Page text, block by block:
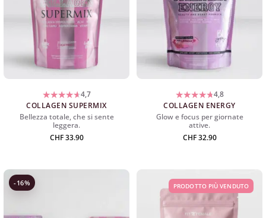
4,7
COLLAGEN SUPERMIX
Bellezza totale, che si sente
leggera.
CHF33.90
4,8
COLLAGEN ENERGY
Glow e focus per giornate
attive.
CHF32.90
-16% PRODOTTO PIÙ VENDUTO